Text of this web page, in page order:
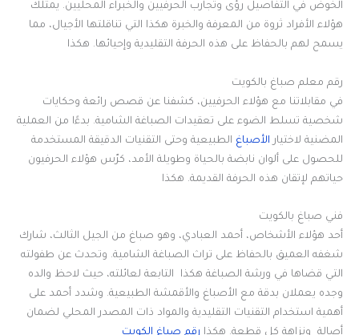
الخوض في التفاصيل رؤى وتجارب الحرفيين والخبراء المحليين. يمتلك
هؤلاء الأفراد ثروة من المعرفة والخبرة هكذا التي تناقلتها الأجيال، مما
يسمح لهم بالحفاظ على هذه الحرفة التقليدية وإحيائها. هكذا
رقم معلم صباغ بالكويت
في مقابلاتنا مع هؤلاء الحرفيين، كشفنا عن قصص رائعة وحكايات
شخصية تسلط الضوء على تعقيدات الصباغة الشامية. بدءًا من العملية
المضنية لاختيار الأصباغ الطبيعية وحتى التقنيات الدقيقة المستخدمة
للحصول على ألوان نابضة بالحياة وطويلة الأمد، كرّس هؤلاء الحرفيون
حياتهم لإتقان هذه الحرفة القديمة. هكذا
فني صباغ بالكويت
أحد هؤلاء الأشخاص، أحمد العبادي، وهو صباغ من الجيل الثالث، شارك
شغفه العميق بالحفاظ على تراث الصباغة الشامية. وتحدث عن طفولته
التي قضاها في ورشة الصباغة هكذا التابعة لعائلته، حيث لاحظ والده
وجده يعملان بدقة مع الأصباغ والأقمشة الطبيعية. وشدد أحمد على
أهمية استخدام التقنيات التقليدية والمواد ذات المصدر المحلي لضمان
أصالة ونزاهة كل قطعة. هكذا رقم صباغ الكويت